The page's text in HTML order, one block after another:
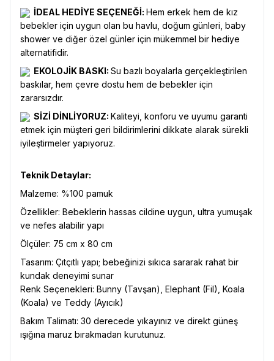
İDEAL HEDİYE SEÇENEĞİ: Hem erkek hem de kız
bebekler için uygun olan bu havlu, doğum günleri, baby
shower ve diğer özel günler için mükemmel bir hediye
alternatifidir.
EKOLOJİK BASKI: Su bazlı boyalarla gerçekleştirilen
baskılar, hem çevre dostu hem de bebekler için
zararsızdır.
SİZİ DİNLİYORUZ: Kaliteyi, konforu ve uyumu garanti
etmek için müşteri geri bildirimlerini dikkate alarak sürekli
iyileştirmeler yapıyoruz.
Teknik Detaylar:
Malzeme: %100 pamuk
Özellikler: Bebeklerin hassas cildine uygun, ultra yumuşak
ve nefes alabilir yapı
Ölçüler: 75 cm x 80 cm
Tasarım: Çıtçıtlı yapı; bebeğinizi sıkıca sararak rahat bir
kundak deneyimi sunar
Renk Seçenekleri: Bunny (Tavşan), Elephant (Fil), Koala
(Koala) ve Teddy (Ayıcık)
Bakım Talimatı: 30 derecede yıkayınız ve direkt güneş
ışığına maruz bırakmadan kurutunuz.